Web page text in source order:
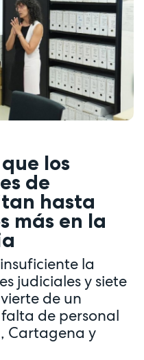
los
de
hasta
más en la
la
judiciales y siete
de un
de personal
Cartagena y